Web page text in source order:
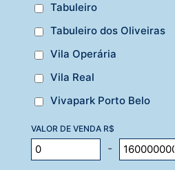
Tabuleiro
Tabuleiro dos Oliveiras
Vila Operária
Vila Real
Vivapark Porto Belo
VALOR DE VENDA R$
-